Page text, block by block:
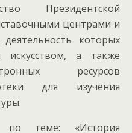
Президентской
центрами и
которых
а также
ресурсов
для изучения
по теме: «История